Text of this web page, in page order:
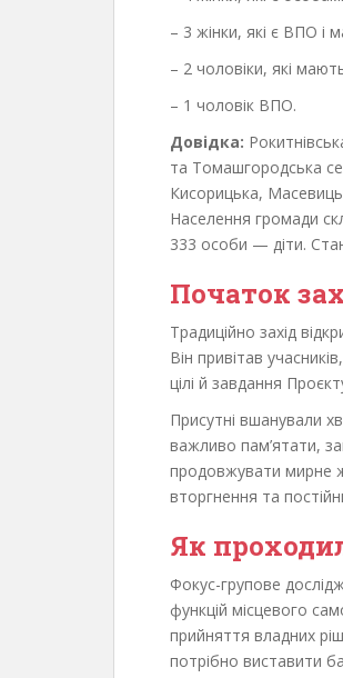
– 3 жінки, які є ВПО і
– 2 чоловіки, які мають
– 1 чоловік ВПО.
Довідка:
та Томашгородська
Кисорицька,
Населення громади
333 особи — діти.
Початок
Традиційно захід
Він привітав
цілі й завдання
Присутні вшанували
важливо пам’ятати,
продовжувати мирне
вторгнення та
Як
Фокус-групове
функцій місцевого
прийняття владних
потрібно виставити